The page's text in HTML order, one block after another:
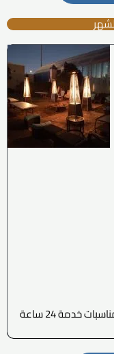
خدمة 24 ساعة